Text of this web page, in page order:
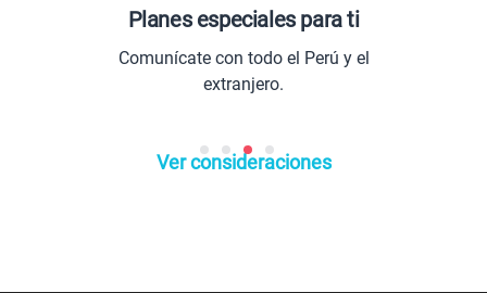
especiales para ti
con todo el Perú y el
Ver consideraciones